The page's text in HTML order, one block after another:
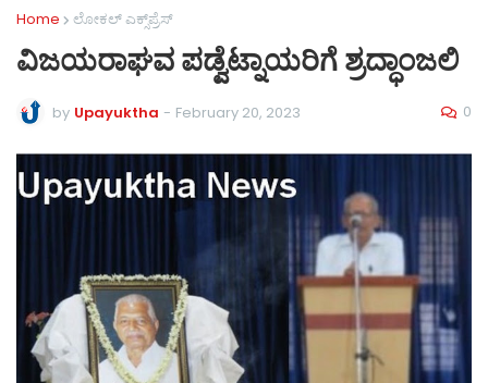
Home ಲೋಕಲ್ ಎಕ್ಸ್‌ಪ್ರೆಸ್
ವಿಜಯರಾಘವ ಪಡ್ವೆಟ್ನಾಯರಿಗೆ ಶ್ರದ್ಧಾಂಜಲಿ
by Upayuktha - February 20, 2023 0